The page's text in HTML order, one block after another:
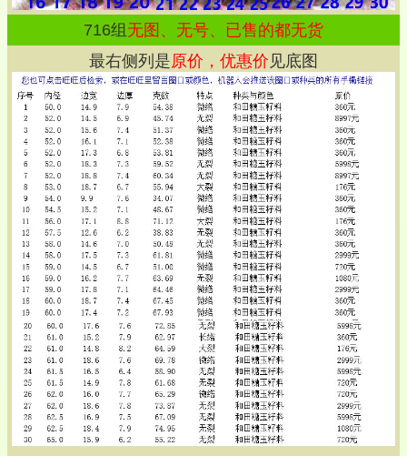
716组 无图、无号、已售的都无货
最右侧列是原价，优惠价 见底图